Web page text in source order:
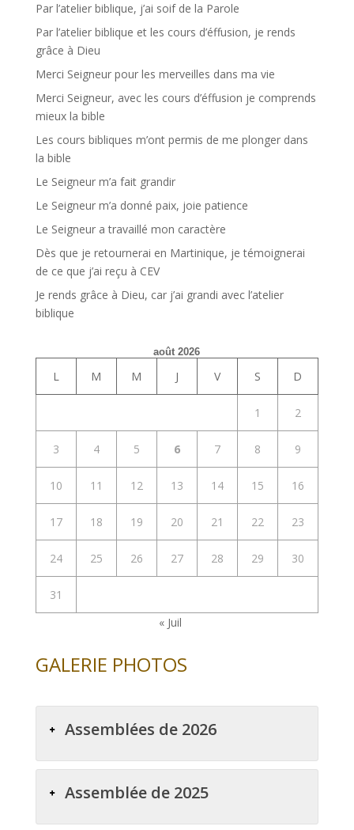
Par l’atelier biblique, j’ai soif de la Parole
Par l’atelier biblique et les cours d’éffusion, je rends
grâce à Dieu
Merci Seigneur pour les merveilles dans ma vie
Merci Seigneur, avec les cours d’éffusion je comprends
mieux la bible
Les cours bibliques m’ont permis de me plonger dans
la bible
Le Seigneur m’a fait grandir
Le Seigneur m’a donné paix, joie patience
Le Seigneur a travaillé mon caractère
Dès que je retournerai en Martinique, je témoignerai
de ce que j’ai reçu à CEV
Je rends grâce à Dieu, car j’ai grandi avec l’atelier
biblique
août 2026
L M M J V S D
1 2
3 4 5 6 7 8 9
10 11 12 13 14 15 16
17 18 19 20 21 22 23
24 25 26 27 28 29 30
31
« Juil
GALERIE PHOTOS
Assemblées de 2026
Assemblée de 2025